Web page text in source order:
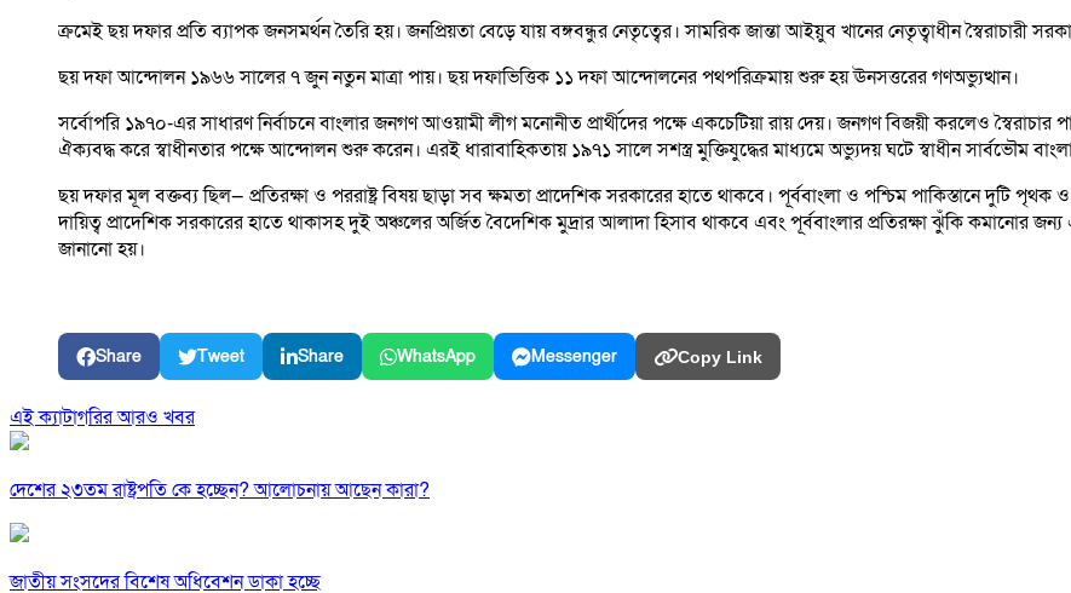
ক্রমেই ছয় দফার প্রতি ব্যাপক জনসমর্থন তৈরি হয়। জনপ্রিয়তা বেড়ে যায় বঙ্গবন্ধুর নেতৃত্বের। সামরিক জান্তা আইয়ুব খানের নেতৃত্বাধীন স্বৈরাচারী
ছয় দফা আন্দোলন ১৯৬৬ সালের ৭ জুন নতুন মাত্রা পায়। ছয় দফাভিত্তিক ১১ দফা আন্দোলনের পথপরিক্রমায় শুরু হয় ঊনসত্তরের গণঅভ্যুত্থান।
সর্বোপরি ১৯৭০-এর সাধারণ নির্বাচনে বাংলার জনগণ আওয়ামী লীগ মনোনীত প্রার্থীদের পক্ষে একচেটিয়া রায় দেয়। জনগণ বিজয়ী করলেও
ঐক্যবদ্ধ করে স্বাধীনতার পক্ষে আন্দোলন শুরু করেন। এরই ধারাবাহিকতায় ১৯৭১ সালে সশস্ত্র মুক্তিযুদ্ধের মাধ্যমে অভ্যুদয় ঘটে স্বাধীন সার্বভৌম
ছয় দফার মূল বক্তব্য ছিল— প্রতিরক্ষা ও পররাষ্ট্র বিষয় ছাড়া সব ক্ষমতা প্রাদেশিক সরকারের হাতে থাকবে। পূর্ববাংলা ও পশ্চিম পাকিস্তানে দুটি
দায়িত্ব প্রাদেশিক সরকারের হাতে থাকাসহ দুই অঞ্চলের অর্জিত বৈদেশিক মুদ্রার আলাদা হিসাব থাকবে এবং পূর্ববাংলার প্রতিরক্ষা ঝুঁকি কমানোর
জানানো হয়।
Share Tweet Share WhatsApp Messenger Copy Link
এই ক্যাটাগরির আরও খবর
দেশের ২৩তম রাষ্ট্রপতি কে হচ্ছেন? আলোচনায় আছেন কারা?
জাতীয় সংসদের বিশেষ অধিবেশন ডাকা হচ্ছে